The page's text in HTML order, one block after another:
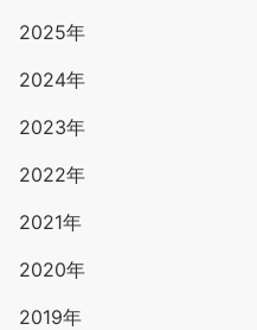
2025年
2024年
2023年
2022年
2021年
2020年
2019年